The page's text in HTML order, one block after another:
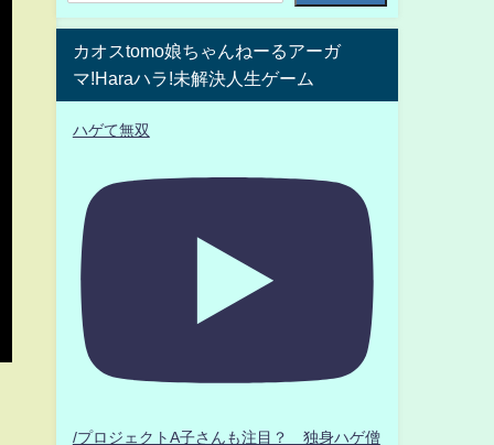
カオスtomo娘ちゃんねーるアーガ
マ!Haraハラ!未解決人生ゲーム
ハゲて無双
/プロジェクトA子さんも注目？ 独身ハゲ僧